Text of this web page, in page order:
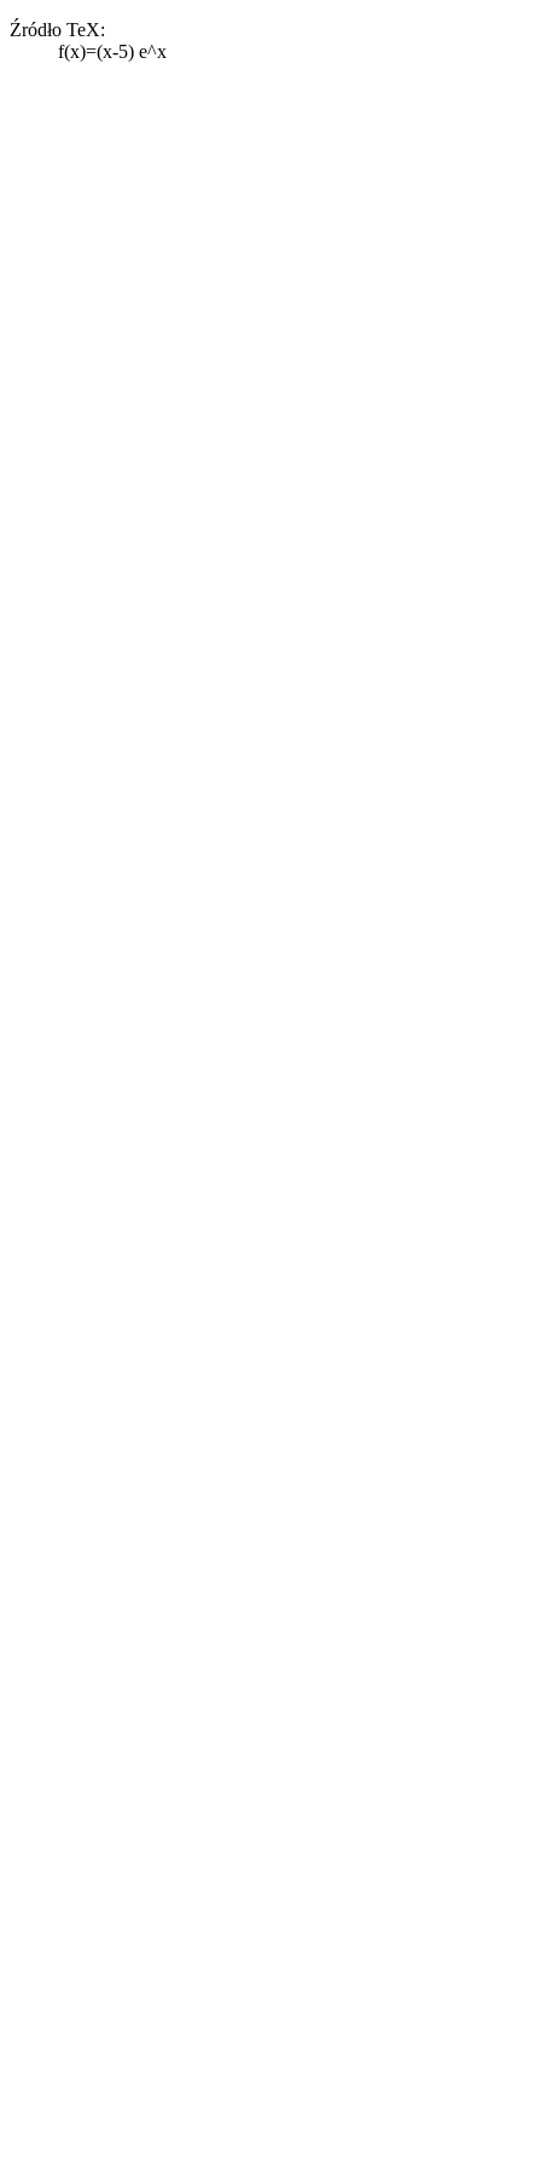
Źródło TeX:
f(x)=(x-5) e^x